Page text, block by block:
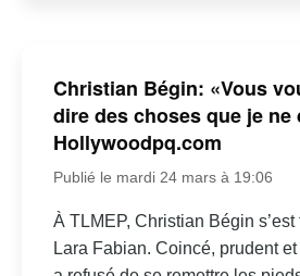
Christian Bégin: «Vous
dire des choses que je ne
Hollywoodpq.com
Publié le mardi 24 mars à 19:06
À TLMEP, Christian Bégin
Lara Fabian. Coincé, prudent